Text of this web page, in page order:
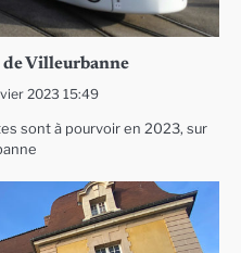
Villeurbanne
2023 15:49
sont à pourvoir en 2023, sur